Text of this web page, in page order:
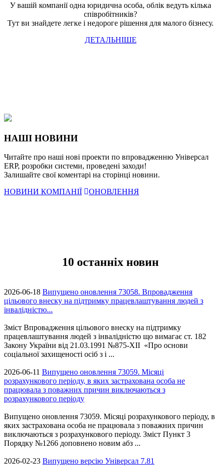
У вашій компанії одна юридична особа, облік ведуть кілька
співробітників?
Тут ви знайдете легке і недороге рішення для малого бізнесу.
ДЕТАЛЬНІШЕ
НАШІ НОВИНИ
Читайте про наші нові проекти по впровадженню Універсал
ERP, розробки системи, проведені заходи!
Залишайте свої коментарі на сторінці новини.
НОВИНИ КОМПАНІЇ
ОНОВЛЕННЯ
10 останніх новин
2026-06-18 Випущено оновлення 73058. Впровадження
цільового внеску на підтримку працевлаштування людей з
інвалідністю...
Зміст Впровадження цільового внеску на підтримку
працевлаштування людей з інвалідністю що вимагає ст. 182
Закону України від 21.03.1991 №875-XII «Про основи
соціальної захищеності осіб з і ...
2026-06-11 Випущено оновлення 73059. Місяці
розрахункового періоду, в яких застрахована особа не
працювала з поважних причин виключаються з
розрахункового періоду
Випущено оновлення 73059. Місяці розрахункового періоду, в
яких застрахована особа не працювала з поважних причин
виключаються з розрахункового періоду. Зміст Пункт 3
Порядку №1266 доповнено новим абз ...
2026-02-23 Випущено версію Універсал 7.81